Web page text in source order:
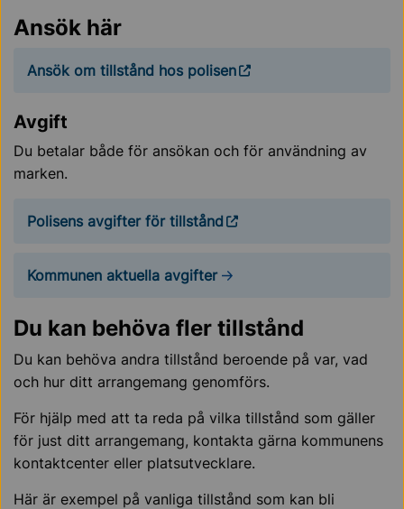
Ansök här
Ansök om tillstånd hos polisen
Avgift
Du betalar både för ansökan och för användning av
marken.
Polisens avgifter för tillstånd
Kommunen aktuella avgifter
Du kan behöva fler tillstånd
Du kan behöva andra tillstånd beroende på var, vad
och hur ditt arrangemang genomförs.
För hjälp med att ta reda på vilka tillstånd som gäller
för just ditt arrangemang, kontakta gärna kommunens
kontaktcenter eller platsutvecklare.
Här är exempel på vanliga tillstånd som kan bli